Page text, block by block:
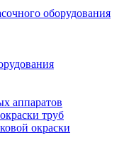
оборудования
аппаратов
труб
окраски